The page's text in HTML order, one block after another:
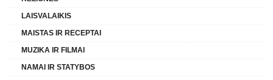
LAISVALAIKIS
MAISTAS IR RECEPTAI
MUZIKA IR FILMAI
NAMAI IR STATYBOS